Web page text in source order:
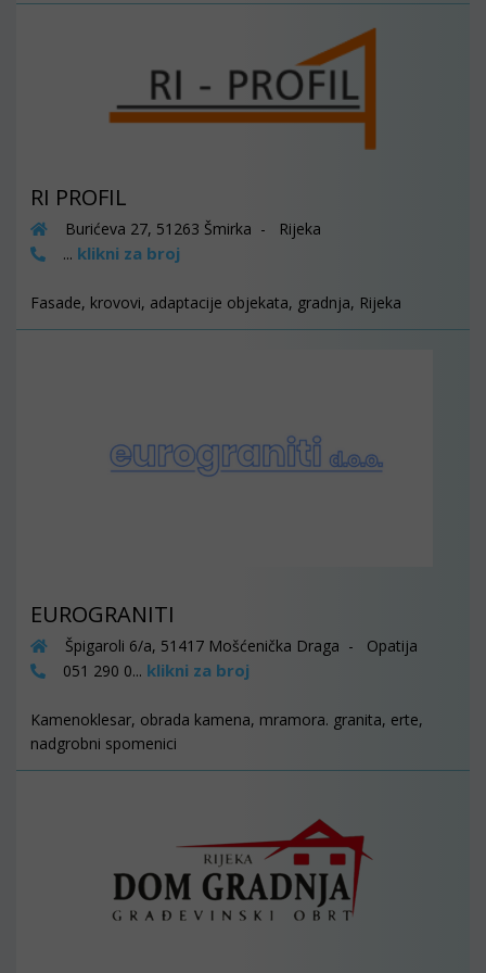
RI PROFIL
Burićeva 27, 51263 Šmirka - Rijeka
... klikni za broj
Fasade, krovovi, adaptacije objekata, gradnja, Rijeka
EUROGRANITI
Špigaroli 6/a, 51417 Mošćenička Draga - Opatija
051 290 0... klikni za broj
Kamenoklesar, obrada kamena, mramora. granita, erte,
nadgrobni spomenici